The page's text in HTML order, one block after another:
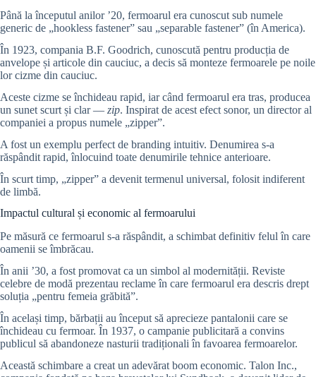
Până la începutul anilor ’20, fermoarul era cunoscut sub numele
generic de „hookless fastener” sau „separable fastener” (în America).
În 1923, compania B.F. Goodrich, cunoscută pentru producția de
anvelope și articole din cauciuc, a decis să monteze fermoarele pe noile
lor cizme din cauciuc.
Aceste cizme se închideau rapid, iar când fermoarul era tras, producea
un sunet scurt și clar — zip. Inspirat de acest efect sonor, un director al
companiei a propus numele „zipper”.
A fost un exemplu perfect de branding intuitiv. Denumirea s-a
răspândit rapid, înlocuind toate denumirile tehnice anterioare.
În scurt timp, „zipper” a devenit termenul universal, folosit indiferent
de limbă.
Impactul cultural și economic al fermoarului
Pe măsură ce fermoarul s-a răspândit, a schimbat definitiv felul în care
oamenii se îmbrăcau.
În anii ’30, a fost promovat ca un simbol al modernității. Reviste
celebre de modă prezentau reclame în care fermoarul era descris drept
soluția „pentru femeia grăbită”.
În același timp, bărbații au început să aprecieze pantalonii care se
închideau cu fermoar. În 1937, o campanie publicitară a convins
publicul să abandoneze nasturii tradiționali în favoarea fermoarelor.
Această schimbare a creat un adevărat boom economic. Talon Inc.,